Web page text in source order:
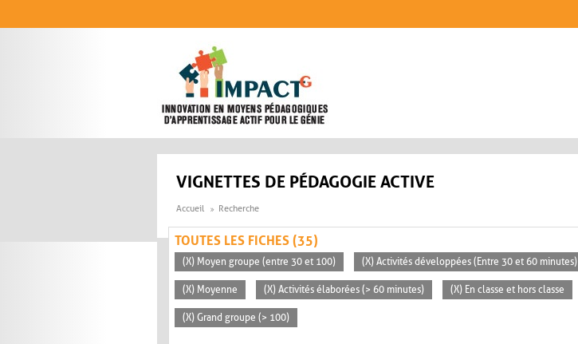
VIGNETTES DE PÉDAGOGIE ACTIVE
Accueil Recherche
TOUTES LES FICHES (35)
(X) Moyen groupe (entre 30 et 100) (X) Activités développées (Entre 30 et 60 minutes)
(X) Moyenne (X) Activités élaborées (> 60 minutes) (X) En classe et hors classe
(X) Grand groupe (> 100)